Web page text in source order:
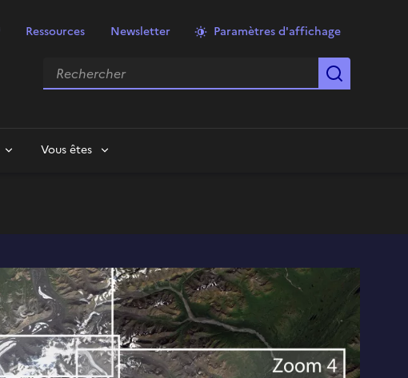
Ressources Newsletter Paramètres d'affichage
Rechercher
Vous êtes